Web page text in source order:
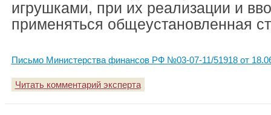
игрушками, при их реализации и
применяться общеустановленная
Письмо Министерства финансов РФ №03-07-11/51918 от
Читать комментарий эксперта